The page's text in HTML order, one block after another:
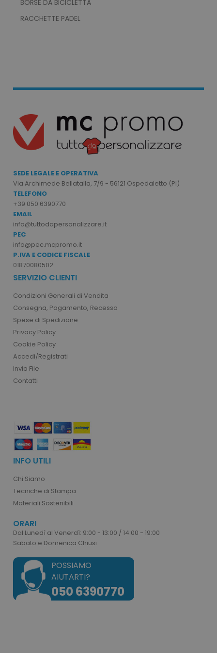
BORSE DA BICICLETTA
RACCHETTE PADEL
SEDE LEGALE E OPERATIVA
Via Archimede Bellatalla, 7/9 - 56121 Ospedaletto (PI)
TELEFONO
+39 050 6390770
EMAIL
info@tuttodapersonalizzare.it
PEC
info@pec.mcpromo.it
P.IVA E CODICE FISCALE
01870080502
SERVIZIO CLIENTI
Condizioni Generali di Vendita
Consegna, Pagamento, Recesso
Spese di Spedizione
Privacy Policy
Cookie Policy
Accedi/Registrati
Invia File
Contatti
INFO UTILI
Chi Siamo
Tecniche di Stampa
Materiali Sostenibili
ORARI
Dal Lunedì al Venerdì: 9:00 - 13:00 / 14:00 - 19:00
Sabato e Domenica Chiusi
POSSIAMO
AIUTARTI?
050 6390770
recently_viewed_product_previous
Adobe Inc.
recently_compared_product
Adobe Inc.
private_content_version
Adobe Inc.
mage-cache-storage
CookieScriptConsent